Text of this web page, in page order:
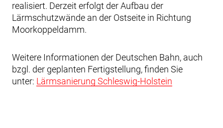
realisiert. Derzeit erfolgt der Aufbau der
Lärmschutzwände an der Ostseite in Richtung
Moorkoppeldamm.
Weitere Informationen der Deutschen Bahn, auch
bzgl. der geplanten Fertigstellung, finden Sie
unter: Lärmsanierung Schleswig-Holstein